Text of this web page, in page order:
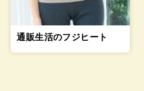
通販生活のフジヒート